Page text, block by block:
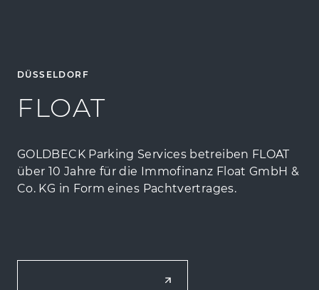
DÜSSELDORF
FLOAT
GOLDBECK Parking Services betreiben FLOAT
über 10 Jahre für die Immofinanz Float GmbH &
Co. KG in Form eines Pachtvertrages.